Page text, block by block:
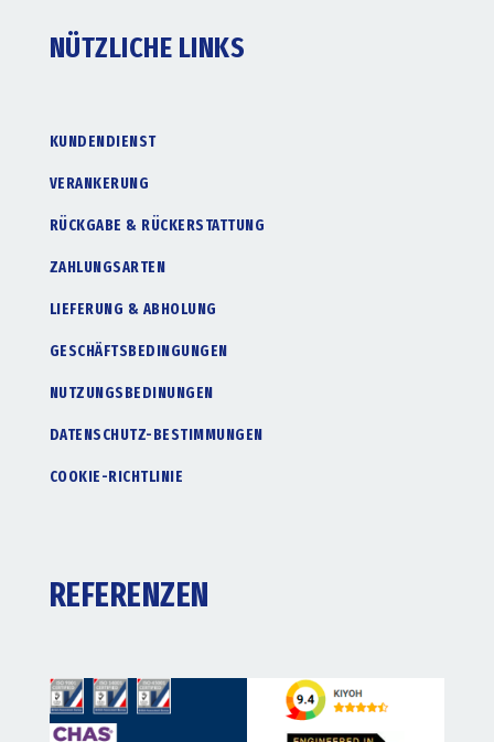
NÜTZLICHE LINKS
KUNDENDIENST
VERANKERUNG
RÜCKGABE & RÜCKERSTATTUNG
ZAHLUNGSARTEN
LIEFERUNG & ABHOLUNG
GESCHÄFTSBEDINGUNGEN
NUTZUNGSBEDINUNGEN
DATENSCHUTZ-BESTIMMUNGEN
COOKIE-RICHTLINIE
REFERENZEN